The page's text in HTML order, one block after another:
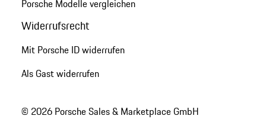
Porsche Modelle vergleichen
Widerrufsrecht
Mit Porsche ID widerrufen
Als Gast widerrufen
© 2026 Porsche Sales & Marketplace GmbH